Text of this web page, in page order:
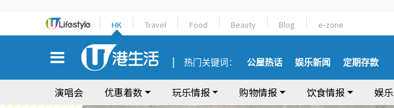
HK Travel Food Beauty Blog e-zone
热门关键词： 公屋热话 娱乐新闻 定期存款
演唱会 优惠着数 玩乐情报 购物情报 饮食情报 娱乐